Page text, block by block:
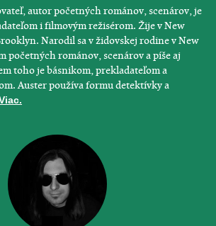
autor početných románov, scenárov, je
i filmovým režisérom. Žije v New
Narodil sa v židovskej rodine v New
početných románov, scenárov a píše aj
toho je básnikom, prekladateľom a
Auster používa formu detektívky a